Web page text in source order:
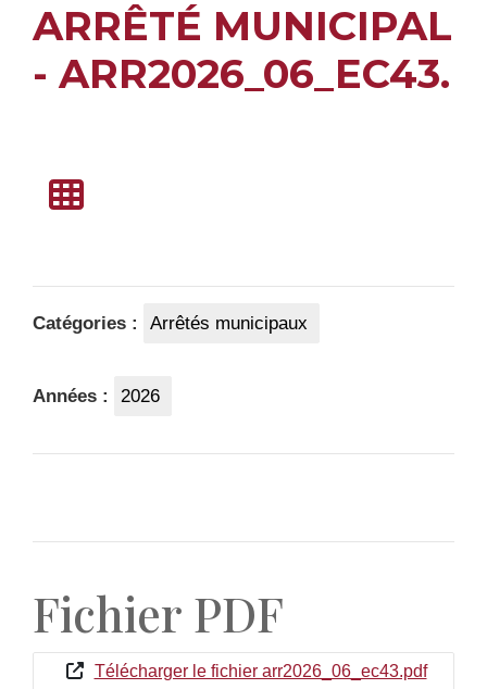
ARRÊTÉ MUNICIPAL
- ARR2026_06_EC43.
Catégories : Arrêtés municipaux
Années : 2026
Fichier PDF
Télécharger le fichier arr2026_06_ec43.pdf